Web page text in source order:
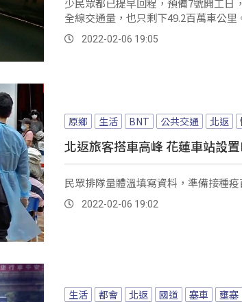
少民眾都已提早回程，預備7號開工日
全線交通量，也只剩下49.2百萬車公里
2022-02-06 19:05
原鄉 生活 BNT 公共交通 北返
北返旅客搭車高峰 花蓮車站設
民眾排隊量體溫填寫資料，準備接種疫
2022-02-06 19:02
生活 都會 北返 國道 塞車 壅塞